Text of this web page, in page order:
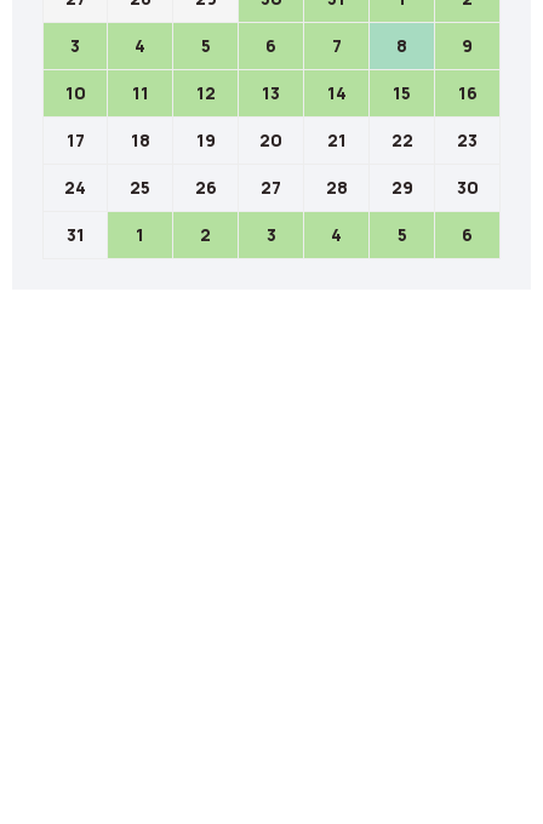
3 4 5 6 7 8 9
10 11 12 13 14 15 16
17 18 19 20 21 22 23
24 25 26 27 28 29 30
31 1 2 3 4 5 6